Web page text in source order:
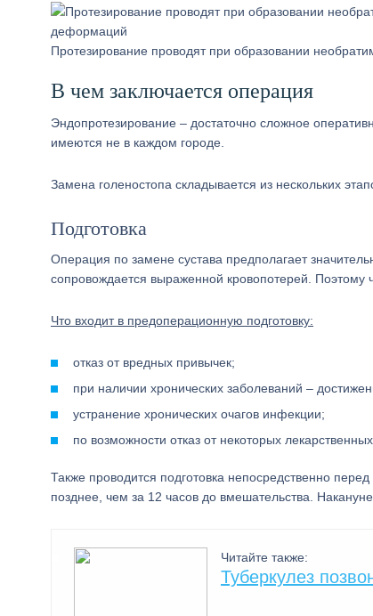
Протезирование проводят при образовании
В чем заключается операция
Эндопротезирование – достаточно сложное
имеются не в каждом городе.
Замена голеностопа складывается из нескольких
Подготовка
Операция по замене сустава предполагает
сопровождается выраженной кровопотерей. Поэтому
Что входит в предоперационную подготовку:
отказ от вредных привычек;
при наличии хронических заболеваний –
устранение хронических очагов инфекции;
по возможности отказ от некоторых
Также проводится подготовка непосредственно
позднее, чем за 12 часов до вмешательства.
Читайте также:
Туберкулез